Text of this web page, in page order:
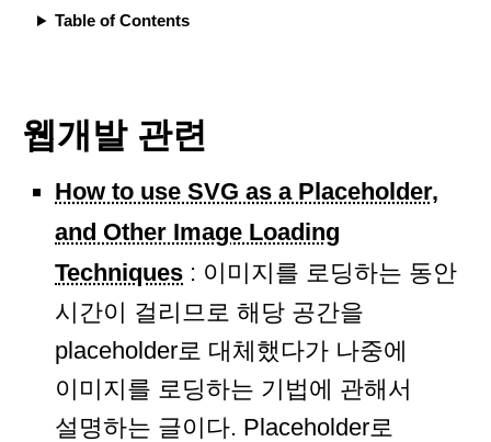
Table of Contents
웹개발 관련
How to use SVG as a Placeholder,
and Other Image Loading
Techniques : 이미지를 로딩하는 동안
시간이 걸리므로 해당 공간을
placeholder로 대체했다가 나중에
이미지를 로딩하는 기법에 관해서
설명하는 글이다. Placeholder로